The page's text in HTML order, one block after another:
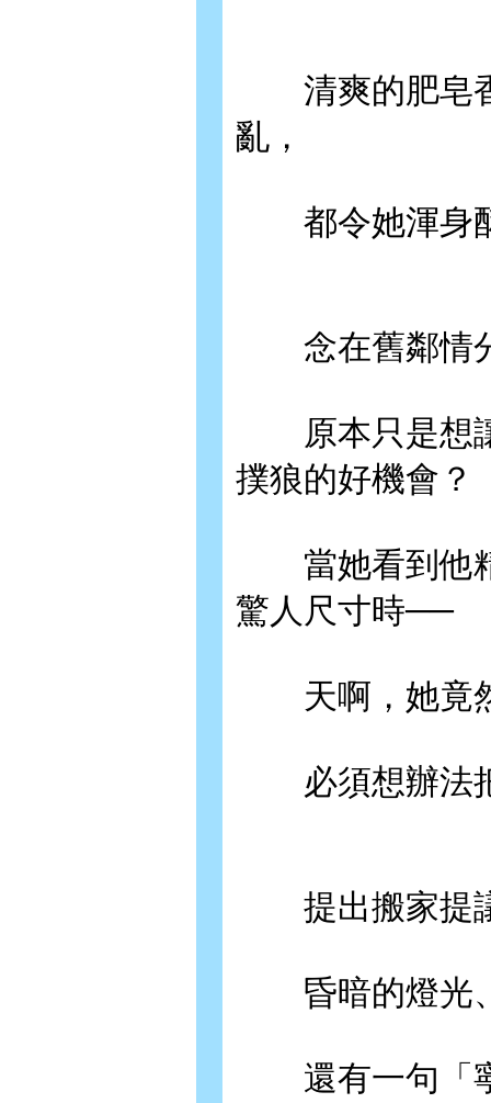
清爽的肥皂香
亂，
都令她渾身
念在舊鄰情分
原本只是想讓
撲狼的好機會？
當她看到他精
驚人尺寸時──
天啊，她竟然
必須想辦法
提出搬家提
昏暗的燈光、
還有一句「寧